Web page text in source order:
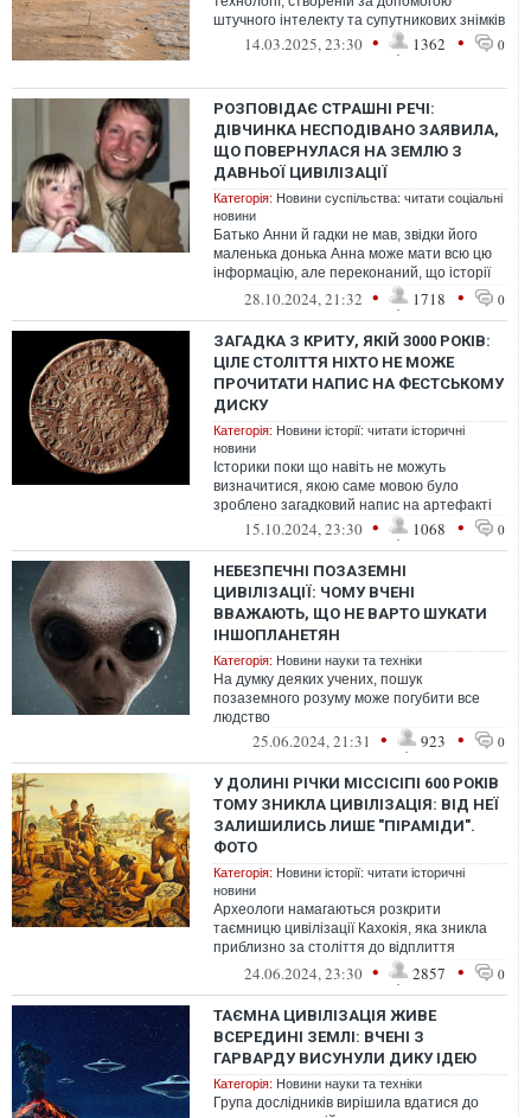
штучного інтелекту та супутникових знімків
14.03.2025, 23:30 • 1362 • 0
РОЗПОВІДАЄ СТРАШНІ РЕЧІ:
ДІВЧИНКА НЕСПОДІВАНО ЗАЯВИЛА,
ЩО ПОВЕРНУЛАСЯ НА ЗЕМЛЮ З
ДАВНЬОЇ ЦИВІЛІЗАЦІЇ
Категорія: Новини суспільства: читати соціальні
новини
Батько Анни й гадки не мав, звідки його
маленька донька Анна може мати всю цю
інформацію, але переконаний, що історії
походять далеко за межі дитячої ...
28.10.2024, 21:32 • 1718 • 0
ЗАГАДКА З КРИТУ, ЯКІЙ 3000 РОКІВ:
ЦІЛЕ СТОЛІТТЯ НІХТО НЕ МОЖЕ
ПРОЧИТАТИ НАПИС НА ФЕСТСЬКОМУ
ДИСКУ
Категорія: Новини історії: читати історичні
новини
Історики поки що навіть не можуть
визначитися, якою саме мовою було
зроблено загадковий напис на артефакті
15.10.2024, 23:30 • 1068 • 0
НЕБЕЗПЕЧНІ ПОЗАЗЕМНІ
ЦИВІЛІЗАЦІЇ: ЧОМУ ВЧЕНІ
ВВАЖАЮТЬ, ЩО НЕ ВАРТО ШУКАТИ
ІНШОПЛАНЕТЯН
Категорія: Новини науки та техніки
На думку деяких учених, пошук
позаземного розуму може погубити все
людство
25.06.2024, 21:31 • 923 • 0
У ДОЛИНІ РІЧКИ МІССІСІПІ 600 РОКІВ
ТОМУ ЗНИКЛА ЦИВІЛІЗАЦІЯ: ВІД НЕЇ
ЗАЛИШИЛИСЬ ЛИШЕ "ПІРАМІДИ".
ФОТО
Категорія: Новини історії: читати історичні
новини
Археологи намагаються розкрити
таємницю цивілізації Кахокія, яка зникла
приблизно за століття до відплиття
Колумба в Америку
24.06.2024, 23:30 • 2857 • 0
ТАЄМНА ЦИВІЛІЗАЦІЯ ЖИВЕ
ВСЕРЕДИНІ ЗЕМЛІ: ВЧЕНІ З
ГАРВАРДУ ВИСУНУЛИ ДИКУ ІДЕЮ
Категорія: Новини науки та техніки
Група дослідників вирішила вдатися до